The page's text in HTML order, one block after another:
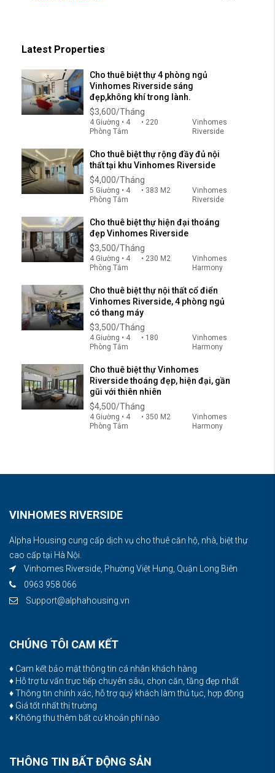
Latest Properties
Cho thuê biệt thự 4 phòng ngủ
Vinhomes Riverside sáng
đẹp,không khí trong lành.
$3,600/Tháng
4 Giường • 4
Phòng Tắm
• 220
Vinhomes
Riverside
Cho thuê biệt thự rộng đầy đủ nội
thất tại khu Vinhomes Riverside
$4,000/Tháng
5 Giường • 4
Phòng Tắm
• 383 M2
Vinhomes
Riverside
Cho thuê biệt thự hiện đại thoáng
đẹp Vinhomes Riverside
$3,500/Tháng
4 Giường • 4
Phòng Tắm
• 230 M2
Vinhomes
Harmony
Cho thuê biệt thự nội thất cổ điển
Vinhomes Riverside, 4 phòng ngủ
có thang máy
$3,500/Tháng
4 Giường • 4
Phòng Tắm
• 180
Vinhomes
Harmony
Cho thuê biệt thự Vinhomes
Riverside thoáng đẹp, hiện đại, gần
gũi với thiên nhiên
$4,500/Tháng
4 Giường • 4
Phòng Tắm
• 350 M2
Vinhomes
Harmony
VINHOMES RIVERSIDE
Alpha Housing cung cấp dịch vụ cho thuê căn hộ, nhà, biệt thự
cao cấp tại Hà Nội.
Vinhomes Riverside, Phường Việt Hưng, Quận Long Biên
0963 958 066
Support@alphahousing.vn
CHÚNG TÔI CAM KẾT
♦ Cam kết bảo mật thông tin cá nhân khách hàng
♦ Hỗ trợ tư vấn trực tiếp chuyên sâu, chọn căn, tầng đẹp nhất
♦ Thông tin chính xác, hỗ trợ quý khách làm thủ tục, hợp đồng
♦ Giá tốt nhất thị trường
♦ Không thu thêm bất cứ khoản phí nào
THÔNG TIN BẤT ĐỘNG SẢN